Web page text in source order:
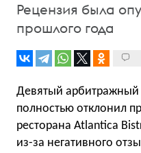
Рецензия была
прошлого года
Девятый
полностью отклонил
ресторана Atlantica
из-за негативного